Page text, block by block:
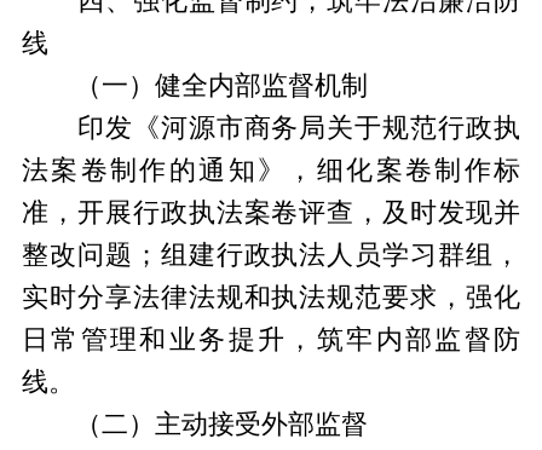
线
（一）健全内部监督机制
印发《河源市商务局关于规范行政执
法案卷制作的通知》，细化案卷制作标
准，开展行政执法案卷评查，及时发现并
整改问题；组建行政执法人员学习群组，
实时分享法律法规和执法规范要求，强化
日常管理和业务提升，筑牢内部监督防
线。
（二）主动接受外部监督